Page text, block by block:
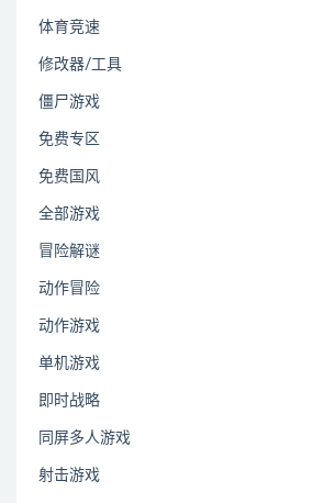
体育竞速
修改器/工具
僵尸游戏
免费专区
免费国风
全部游戏
冒险解谜
动作冒险
动作游戏
单机游戏
即时战略
同屏多人游戏
射击游戏